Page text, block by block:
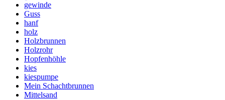
gewinde
Guss
hanf
holz
Holzbrunnen
Holzrohr
Hopfenhöhle
kies
kiespumpe
Mein Schachtbrunnen
Mittelsand